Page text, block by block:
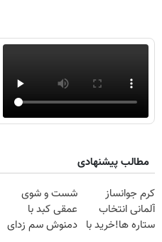
مطالب پیشنهادی
کرم جوانساز
آلمانی انتخاب
ستاره ها!خرید با
شست و شوی
عمقی کبد با
دمنوش سم زدای